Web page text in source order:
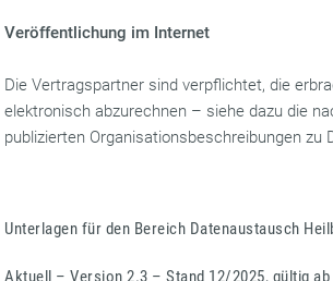
Veröffentlichung im Internet
Die Vertragspartner sind verpflichtet, die
elektronisch abzurechnen – siehe dazu die
publizierten Organisationsbeschreibungen zu
Unterlagen für den Bereich Datenaustausch
Aktuell – Version 2.3 – Stand 12/2025, gültig ab